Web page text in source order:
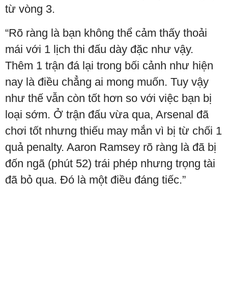
từ vòng 3.
“Rõ ràng là bạn không thể cảm thấy thoải
mái với 1 lịch thi đấu dày đặc như vậy.
Thêm 1 trận đá lại trong bối cảnh như hiện
nay là điều chẳng ai mong muốn. Tuy vậy
như thế vẫn còn tốt hơn so với việc bạn bị
loại sớm. Ở trận đấu vừa qua, Arsenal đã
chơi tốt nhưng thiếu may mắn vì bị từ chối 1
quả penalty. Aaron Ramsey rõ ràng là đã bị
đốn ngã (phút 52) trái phép nhưng trọng tài
đã bỏ qua. Đó là một điều đáng tiếc.”